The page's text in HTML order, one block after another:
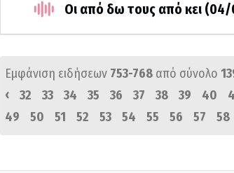
Οι από δω τους από κει
Εμφάνιση ειδήσεων 753-768 από σύνολο
‹
32 33 34 35 36 37 38 39 40
49
50 51 52 53 54 55 56 57 58